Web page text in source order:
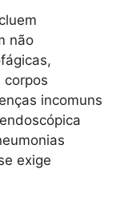
não
corpos
incomuns
exige